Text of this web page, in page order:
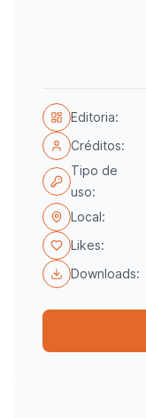
Editoria:
Créditos:
Tipo de
uso:
Local:
Likes:
Downloads: